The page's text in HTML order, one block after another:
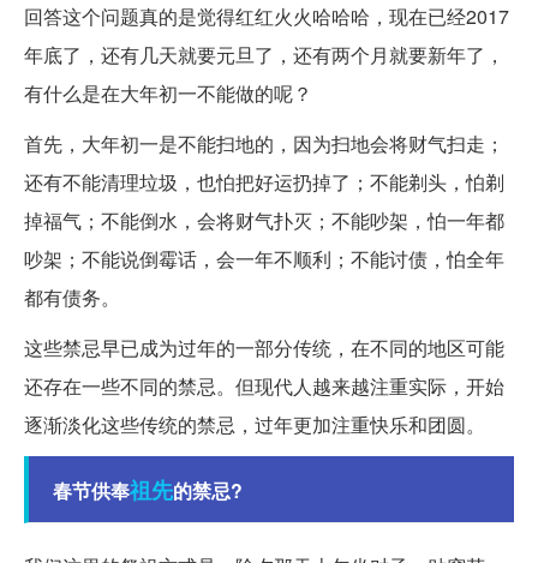
回答这个问题真的是觉得红红火火哈哈哈，现在已经2017
年底了，还有几天就要元旦了，还有两个月就要新年了，
有什么是在大年初一不能做的呢？
首先，大年初一是不能扫地的，因为扫地会将财气扫走；
还有不能清理垃圾，也怕把好运扔掉了；不能剃头，怕剃
掉福气；不能倒水，会将财气扑灭；不能吵架，怕一年都
吵架；不能说倒霉话，会一年不顺利；不能讨债，怕全年
都有债务。
这些禁忌早已成为过年的一部分传统，在不同的地区可能
还存在一些不同的禁忌。但现代人越来越注重实际，开始
逐渐淡化这些传统的禁忌，过年更加注重快乐和团圆。
春节供奉祖先的禁忌?